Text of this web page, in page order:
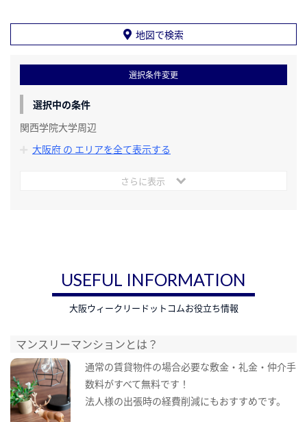
地図で検索
選択条件変更
選択中の条件
関西学院大学周辺
大阪府 の エリアを全て表示する
さらに表示
USEFUL INFORMATION
大阪ウィークリードットコムお役立ち情報
マンスリーマンションとは？
通常の賃貸物件の場合必要な敷金・礼金・仲介手
数料がすべて無料です！
法人様の出張時の経費削減にもおすすめです。